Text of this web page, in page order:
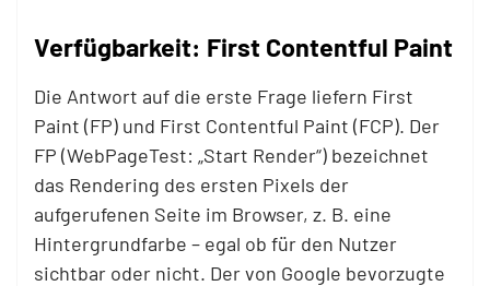
Verfügbarkeit: First Contentful Paint
Die Antwort auf die erste Frage liefern First
Paint (FP) und First Contentful Paint (FCP). Der
FP (WebPageTest: „Start Render“) bezeichnet
das Rendering des ersten Pixels der
aufgerufenen Seite im Browser, z. B. eine
Hintergrundfarbe – egal ob für den Nutzer
sichtbar oder nicht. Der von Google bevorzugte